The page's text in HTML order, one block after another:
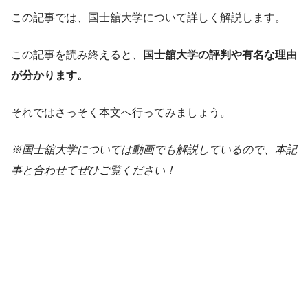
この記事では、国士舘大学について詳しく解説します。
この記事を読み終えると、
国士舘大学の評判や有名な理由
が分かります。
それではさっそく本文へ行ってみましょう。
※国士舘大学については動画でも解説しているので、本記
事と合わせてぜひご覧ください！